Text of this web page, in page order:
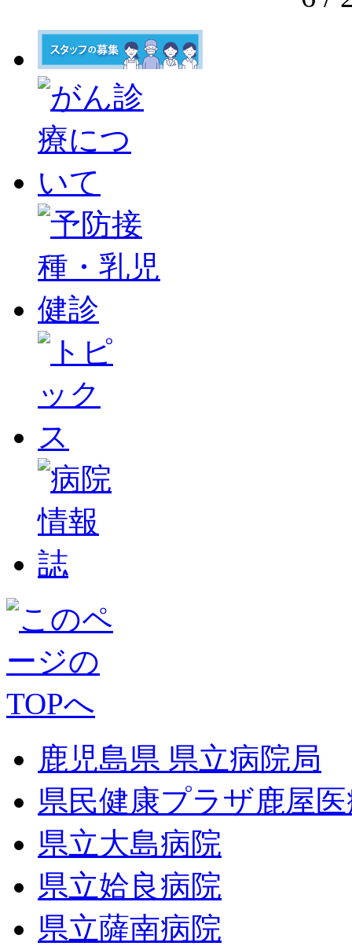
鹿児島県 県立病院局
県民健康プラザ鹿屋
県立大島病院
県立姶良病院
県立薩南病院